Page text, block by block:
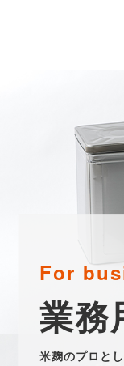
For
業務
米麹のプロと